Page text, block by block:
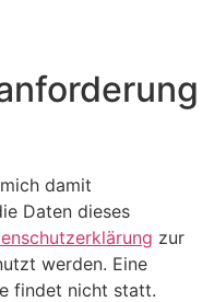
damit
Daten dieses
zur
werden. Eine
findet nicht statt.